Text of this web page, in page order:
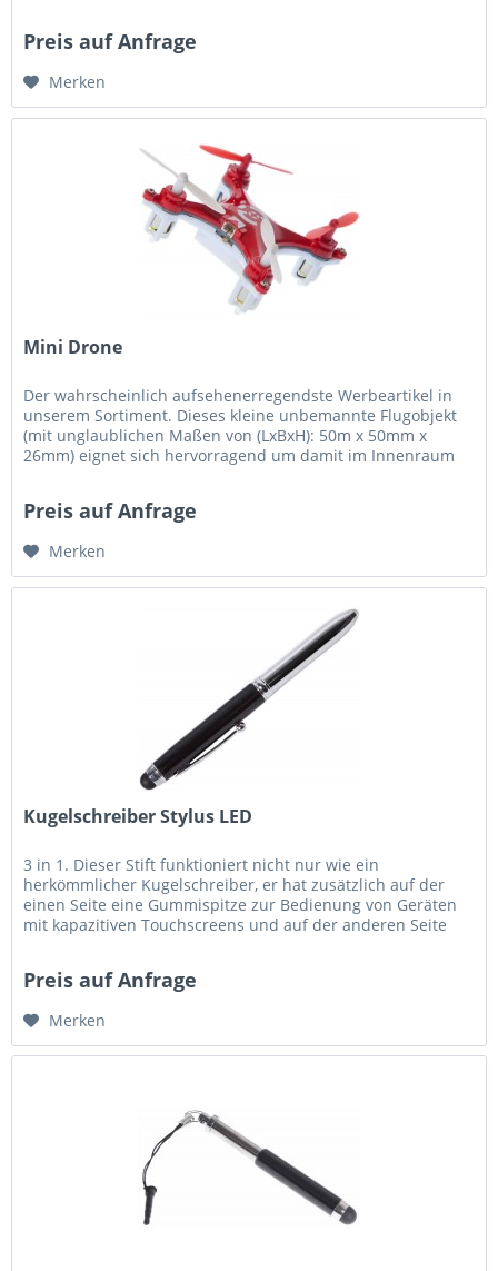
Preis auf Anfrage
Merken
Mini Drone
Der wahrscheinlich aufsehenerregendste Werbeartikel in
unserem Sortiment. Dieses kleine unbemannte Flugobjekt
(mit unglaublichen Maßen von (LxBxH): 50m x 50mm x
26mm) eignet sich hervorragend um damit im Innenraum
Preis auf Anfrage
Merken
Kugelschreiber Stylus LED
3 in 1. Dieser Stift funktioniert nicht nur wie ein
herkömmlicher Kugelschreiber, er hat zusätzlich auf der
einen Seite eine Gummispitze zur Bedienung von Geräten
mit kapazitiven Touchscreens und auf der anderen Seite
Preis auf Anfrage
Merken